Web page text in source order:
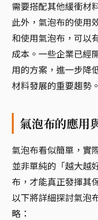
需要搭配其他緩衝材
此外，氣泡布的使用
和使用氣泡布，可以
成本。一些企業已經
用的方案，進一步降
材料發展的重要趨勢。
氣泡布的應用
氣泡布看似簡單，實
並非單純的「越大越
布，才能真正發揮其
以下將詳細探討氣泡
略：